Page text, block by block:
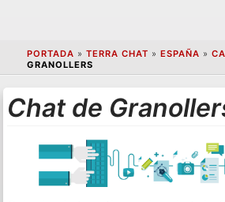
PORTADA » TERRA CHAT » ESPAÑA »
GRANOLLERS
Chat de